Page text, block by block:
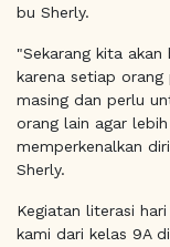
bu Sherly.
"Sekarang kita
karena setiap
masing dan perlu
orang lain agar
memperkenalkan
Sherly.
Kegiatan literasi
kami dari kelas 9A